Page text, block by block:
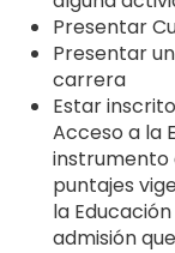
Presentar
Presentar
carrera
Estar
Acceso a la
instrumento
puntajes
la
admisión